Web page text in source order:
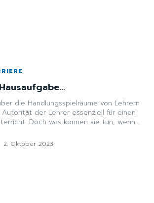
die Handlungsspielräume von Lehrern
der Lehrer essenziell für einen
Doch was können sie tun, wenn...
2. Oktober 2023